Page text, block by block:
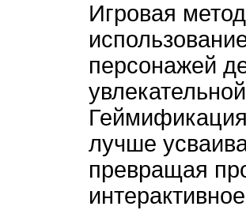
Игровая
персонажей
лучше
превращая